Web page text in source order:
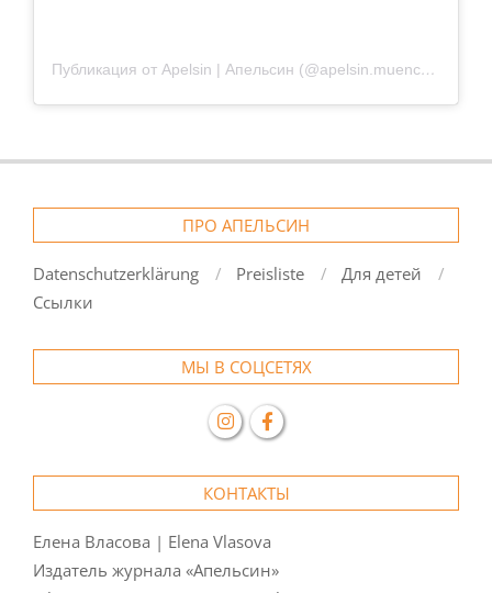
Публикация от Apelsin | Апельсин (@apelsin.muenchen)
ПРО АПЕЛЬСИН
Datenschutzerklärung Preisliste
Для детей
Ссылки
МЫ В СОЦСЕТЯХ
КОНТАКТЫ
Елена Власова | Elena Vlasova
Издатель журнала «Апельсин»